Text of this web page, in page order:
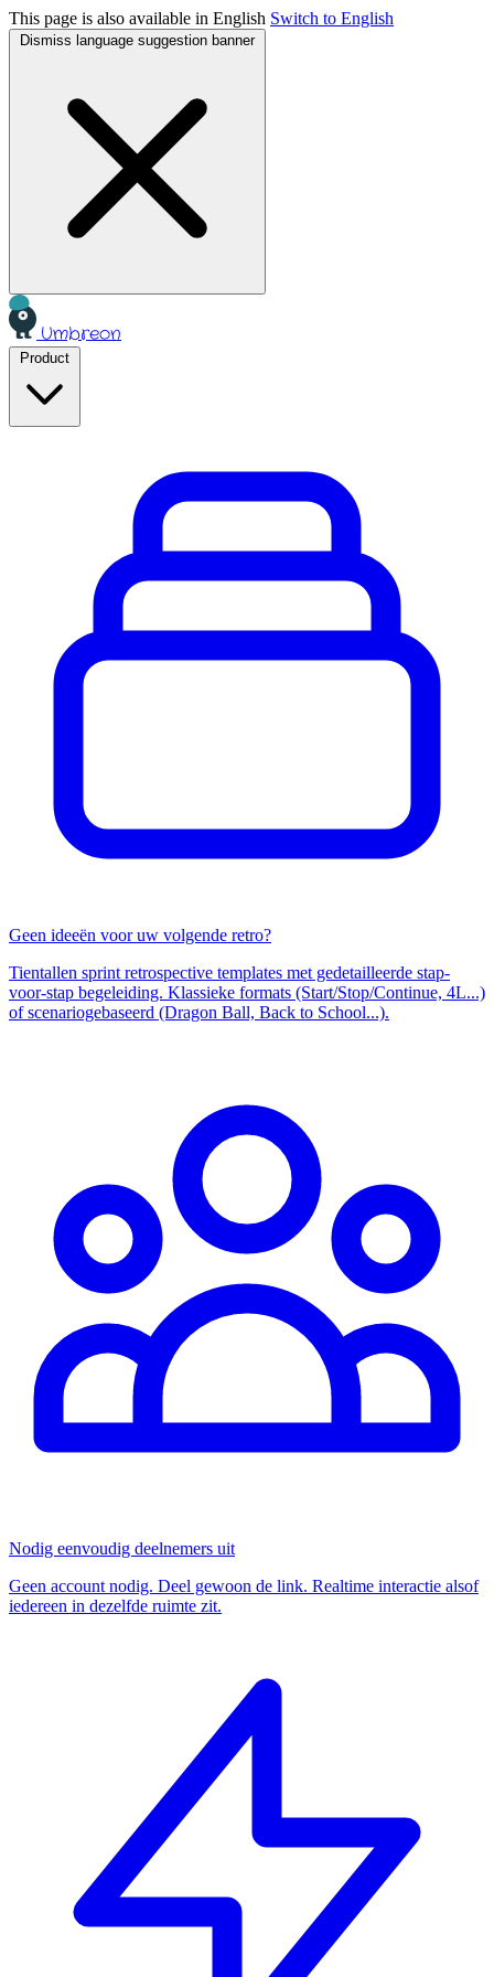
This page is also available in English Switch to English
Dismiss language suggestion banner
Umbreon
Geen ideeën voor uw volgende retro?
Tientallen sprint retrospective templates met gedetailleerde stap-
voor-stap begeleiding. Klassieke formats (Start/Stop/Continue, 4L...)
of scenariogebaseerd (Dragon Ball, Back to School...).
Nodig eenvoudig deelnemers uit
Geen account nodig. Deel gewoon de link. Realtime interactie alsof
iedereen in dezelfde ruimte zit.